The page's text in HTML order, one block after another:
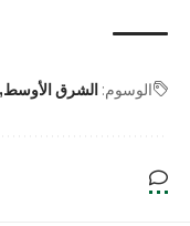
الوسوم: الشرق الأوسط